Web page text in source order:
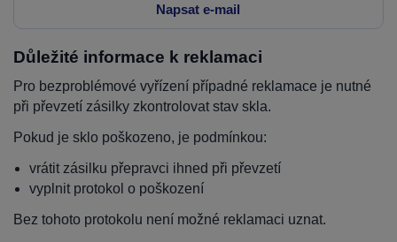
Napsat e-mail
Důležité informace k reklamaci
Pro bezproblémové vyřízení případné reklamace je nutné
při převzetí zásilky zkontrolovat stav skla.
Pokud je sklo poškozeno, je podmínkou:
vrátit zásilku přepravci ihned při převzetí
vyplnit protokol o poškození
Bez tohoto protokolu není možné reklamaci uznat.